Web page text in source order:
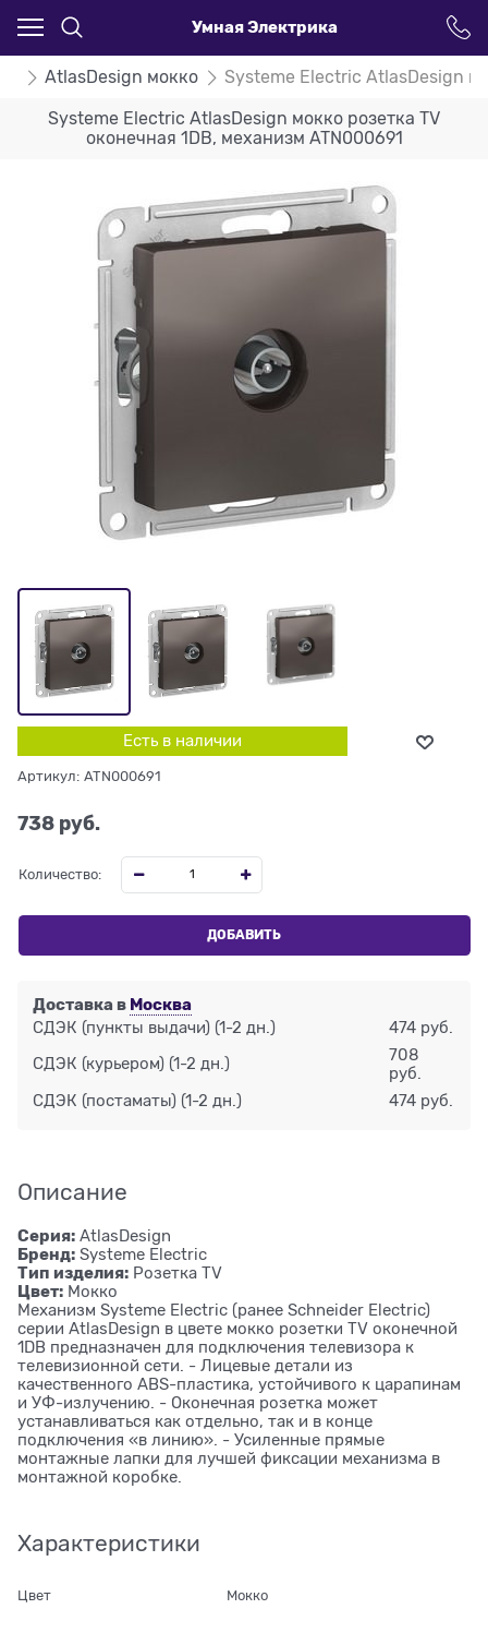
Умная Электрика
AtlasDesign мокко Systeme Electric AtlasDesign
Systeme Electric AtlasDesign мокко розетка TV
оконечная 1DB, механизм ATN000691
Есть в наличии
Артикул: ATN000691
738 руб.
Количество:
ДОБАВИТЬ
Доставка в Москва
СДЭК (пункты выдачи) (1-2 дн.) 474 руб.
СДЭК (курьером) (1-2 дн.)
708
руб.
СДЭК (постаматы) (1-2 дн.) 474 руб.
Описание
Серия: AtlasDesign
Бренд: Systeme Electric
Тип изделия: Розетка ТV
Цвет: Мокко
Механизм Systeme Electric (ранее Schneider Electric)
серии AtlasDesign в цвете мокко розетки TV оконечной
1DB предназначен для подключения телевизора к
телевизионной сети. - Лицевые детали из
качественного ABS-пластика, устойчивого к царапинам
и УФ-излучению. - Оконечная розетка может
устанавливаться как отдельно, так и в конце
подключения «в линию». - Усиленные прямые
монтажные лапки для лучшей фиксации механизма в
монтажной коробке.
Характеристики
Цвет Мокко